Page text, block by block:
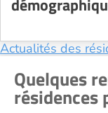
Actualités des
Quelques
résidences